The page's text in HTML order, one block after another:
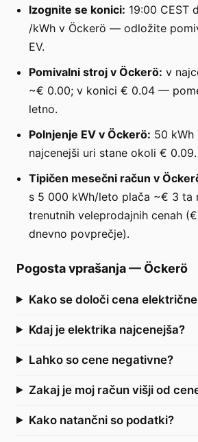
Izognite se konici: 19:00 CEST
/kWh v Öckerö — odložite
EV.
Pomivalni stroj v Öckerö: v
~€ 0.00; v konici € 0.04 —
letno.
Polnjenje EV v Öckerö: 50 kWh
najcenejši uri stane okoli € 0.09.
Tipičen mesečni račun v
s 5 000 kWh/leto plača ~€ 3 ta
trenutnih veleprodajnih cenah
dnevno povprečje).
Pogosta vprašanja— Öckerö
Kako se določi cena
Kdaj je elektrika najcenejša?
Lahko so cene negativne?
Zakaj je moj račun višji od
Kako natančni so podatki?